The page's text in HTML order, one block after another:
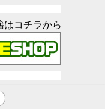
はコチラから